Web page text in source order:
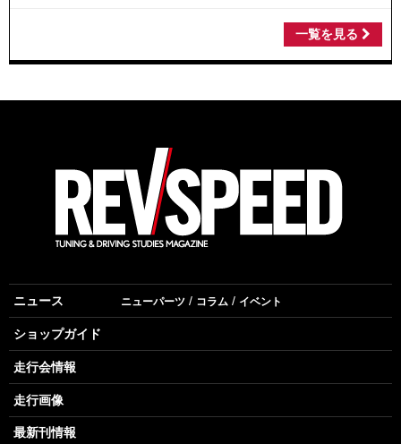
一覧を見る
ニュース ニューパーツ コラム イベント
ショップガイド
走行会情報
走行画像
最新刊情報